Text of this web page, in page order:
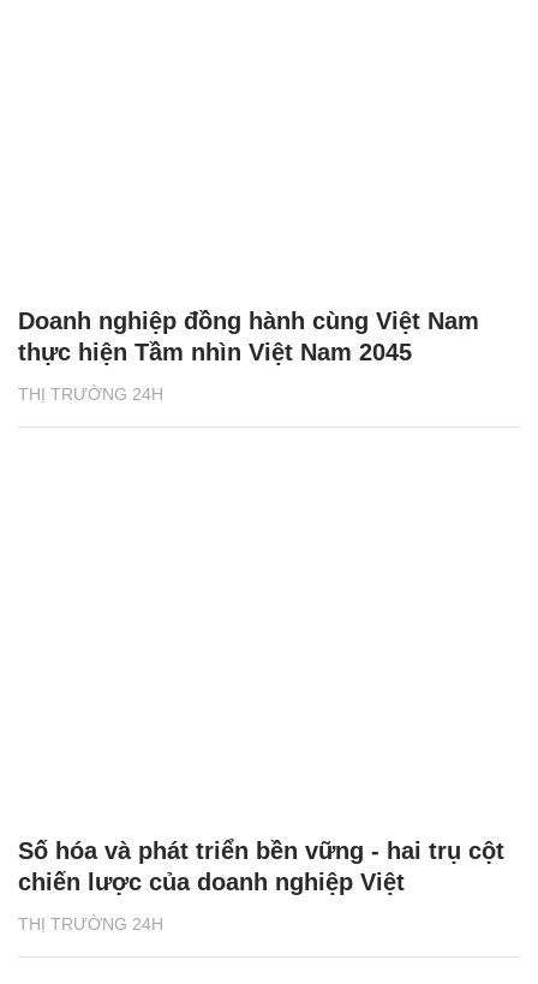
THỊ TRƯỜNG 24H
Doanh nghiệp đồng hành cùng Việt Nam
thực hiện Tầm nhìn Việt Nam 2045
THỊ TRƯỜNG 24H
Số hóa và phát triển bền vững - hai trụ cột
chiến lược của doanh nghiệp Việt